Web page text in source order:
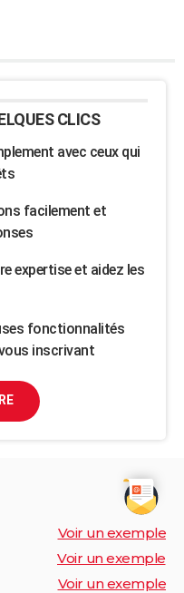
CLICS
avec ceux qui
facilement et
expertise et aidez les
fonctionnalités
inscrivant
Voir un exemple
Voir un exemple
Voir un exemple